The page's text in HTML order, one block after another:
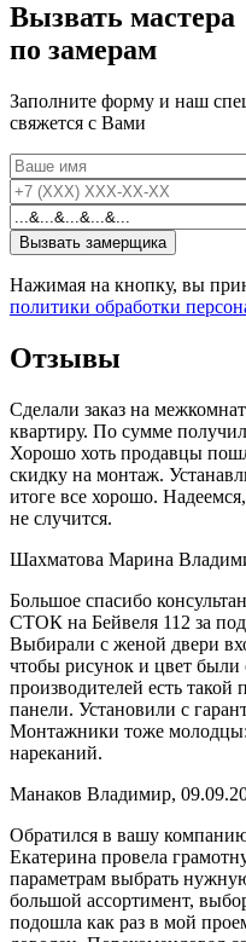
Вызвать мастера
по замерам
Заполните форму и наш
свяжется с Вами
Нажимая на кнопку, вы
политики обработки
Отзывы
Сделали заказ на
квартиру. По сумме
Хорошо хоть продавцы
скидку на монтаж.
итоге все хорошо.
не случится.
Шахматова Марина
Большое спасибо
СТОК на Бейвеля 112 за
Выбирали с женой двери
чтобы рисунок и цвет
производителей есть такой
панели. Установили с
Монтажники тоже молодцы:
нареканий.
Манаков Владимир,
Обратился в вашу
Екатерина провела
параметрам выбрать
большой ассортимент,
подошла как раз в мой